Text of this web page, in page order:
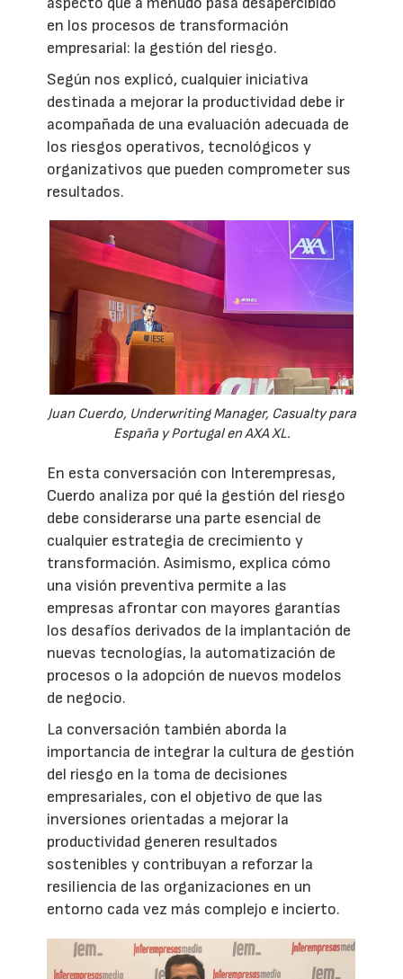
en los procesos de transformación
empresarial: la gestión del riesgo.
Según nos explicó, cualquier iniciativa
destinada a mejorar la productividad debe ir
acompañada de una evaluación adecuada de
los riesgos operativos, tecnológicos y
organizativos que pueden comprometer sus
resultados.
Juan Cuerdo, Underwriting Manager, Casualty para
España y Portugal en AXA XL.
En esta conversación con Interempresas,
Cuerdo analiza por qué la gestión del riesgo
debe considerarse una parte esencial de
cualquier estrategia de crecimiento y
transformación. Asimismo, explica cómo
una visión preventiva permite a las
empresas afrontar con mayores garantías
los desafíos derivados de la implantación de
nuevas tecnologías, la automatización de
procesos o la adopción de nuevos modelos
de negocio.
La conversación también aborda la
importancia de integrar la cultura de gestión
del riesgo en la toma de decisiones
empresariales, con el objetivo de que las
inversiones orientadas a mejorar la
productividad generen resultados
sostenibles y contribuyan a reforzar la
resiliencia de las organizaciones en un
entorno cada vez más complejo e incierto.